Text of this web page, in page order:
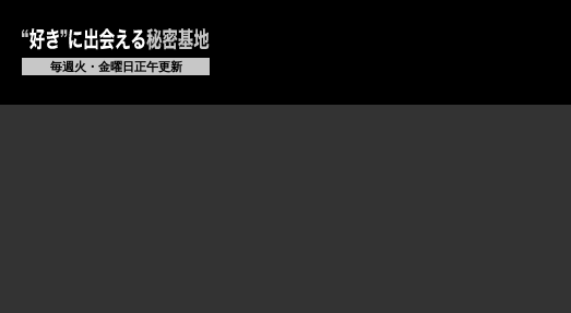
毎週火・金曜日正午更新